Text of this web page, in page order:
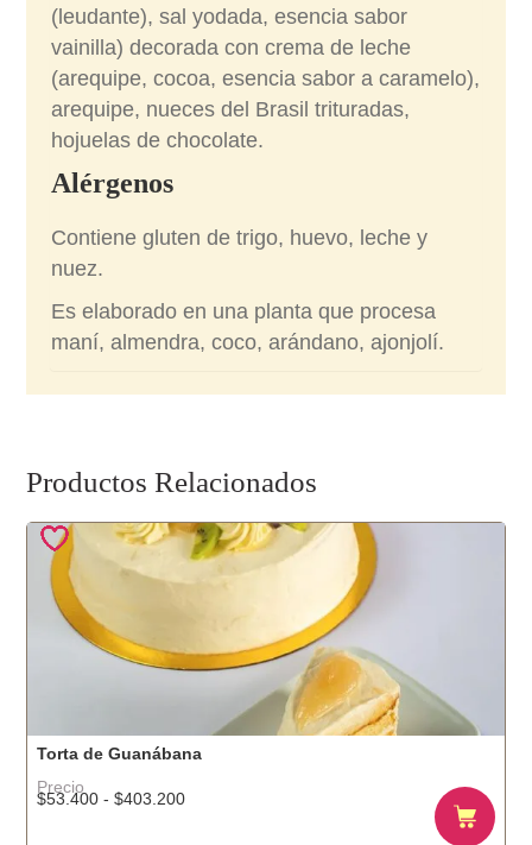
(leudante), sal yodada, esencia sabor
vainilla) decorada con crema de leche
(arequipe, cocoa, esencia sabor a caramelo),
arequipe, nueces del Brasil trituradas,
hojuelas de chocolate.
Alérgenos
Contiene gluten de trigo, huevo, leche y
nuez.
Es elaborado en una planta que procesa
maní, almendra, coco, arándano, ajonjolí.
Productos Relacionados
Torta de Guanábana
Precio
$53.400 - $403.200Rango